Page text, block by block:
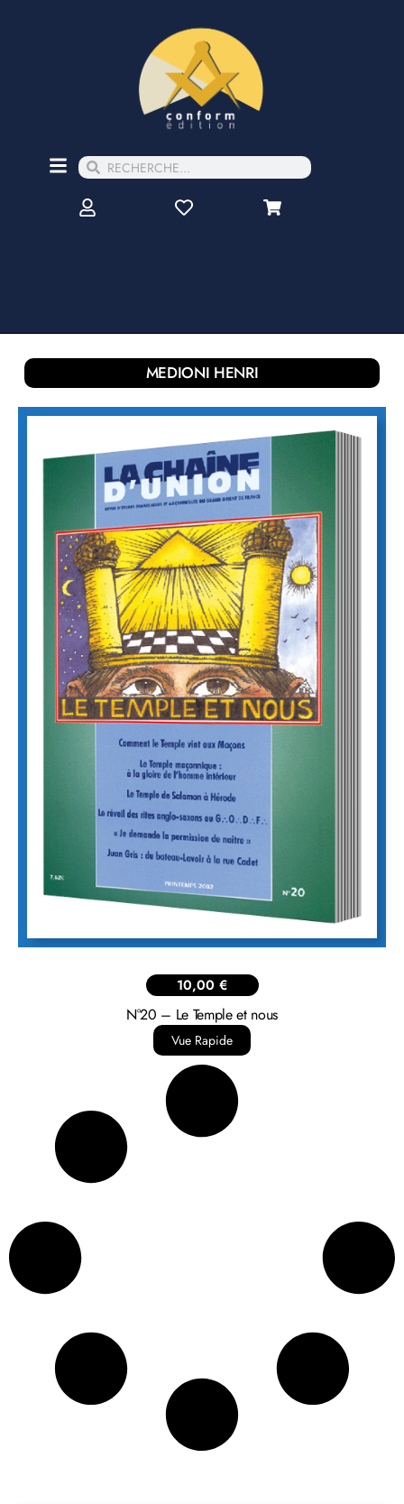
MEDIONI HENRI
10,00 €
N°20 – Le Temple et nous
Vue Rapide